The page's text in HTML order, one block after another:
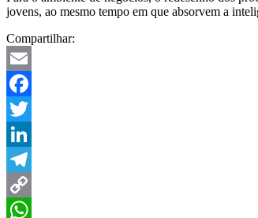
jovens, ao mesmo tempo em que absorvem a
Compartilhar:
Email
Facebook
Twitter
LinkedIn
Telegram
Copy